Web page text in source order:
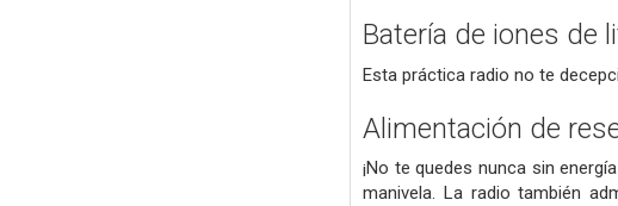
Batería de iones de
Esta práctica radio no te
Alimentación de
¡No te quedes nunca sin
manivela. La radio también